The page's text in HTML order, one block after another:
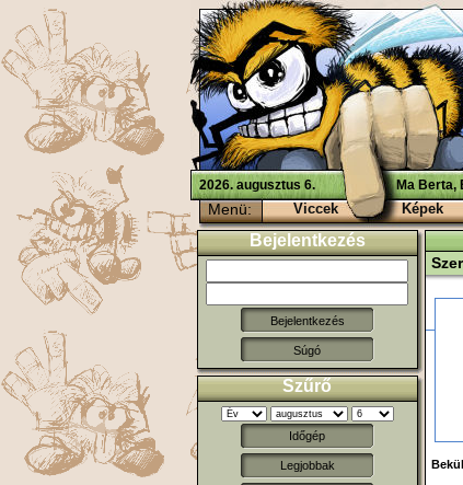
2026. augusztus 6. Ma Berta,
Menü: Viccek Képek
Bejelentkezés
Súgó
Szűrő
Időgép
Legjobbak